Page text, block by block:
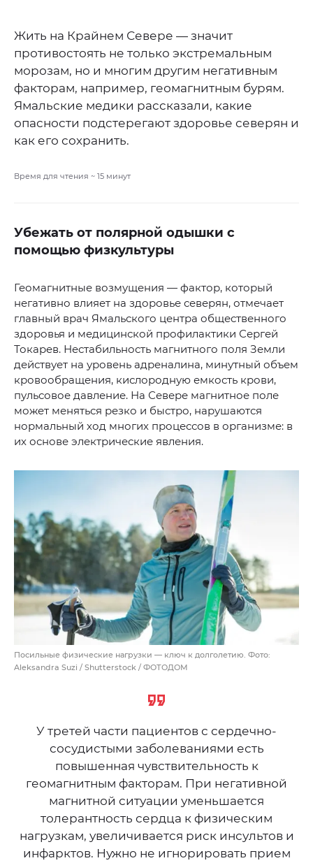
Жить на Крайнем Севере — значит
противостоять не только экстремальным
морозам, но и многим другим негативным
факторам, например, геомагнитным бурям.
Ямальские медики рассказали, какие
опасности подстерегают здоровье северян и
как его сохранить.
Время для чтения ~ 15 минут
Убежать от полярной одышки с
помощью физкультуры
Геомагнитные возмущения — фактор, который
негативно влияет на здоровье северян, отмечает
главный врач Ямальского центра общественного
здоровья и медицинской профилактики Сергей
Токарев. Нестабильность магнитного поля Земли
действует на уровень адреналина, минутный объем
кровообращения, кислородную емкость крови,
пульсовое давление. На Севере магнитное поле
может меняться резко и быстро, нарушаются
нормальный ход многих процессов в организме: в
их основе электрические явления.
Посильные физические нагрузки — ключ к долголетию. Фото:
Aleksandra Suzi / Shutterstock / ФОТОДОМ
У третей части пациентов с сердечно-
сосудистыми заболеваниями есть
повышенная чувствительность к
геомагнитным факторам. При негативной
магнитной ситуации уменьшается
толерантность сердца к физическим
нагрузкам, увеличивается риск инсультов и
инфарктов. Нужно не игнорировать прием